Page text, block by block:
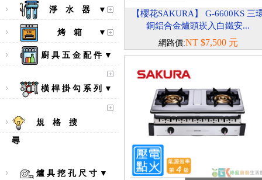
淨 水 器 ▼
烤 箱 ▼
廚 具 五 金 配 件 ▼
橫 桿 掛 勾 系 列 ▼
規 格 搜
尋
爐 具 挖 孔 尺 寸 ▼
【櫻花SAKURA】 G-6600KS 三
銅鋁合金爐頭崁入白鐵安...
網路價:NT $7,500 元